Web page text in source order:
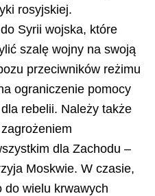
rosyjskiej.
Syrii wojska, które
szalę wojny na swoją
przeciwników reżimu
ograniczenie pomocy
rebelii. Należy także
dla Zachodu –
Moskwie. W czasie,
do wielu krwawych